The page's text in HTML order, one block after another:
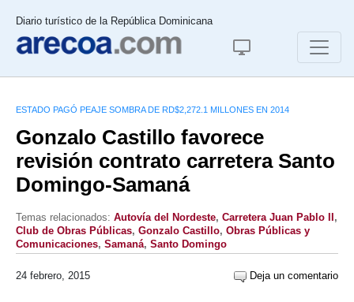
Diario turístico de la República Dominicana
ESTADO PAGÓ PEAJE SOMBRA DE RD$2,272.1 MILLONES EN 2014
Gonzalo Castillo favorece
revisión contrato carretera Santo
Domingo-Samaná
Temas relacionados: Autovía del Nordeste, Carretera Juan Pablo II ,
Club de Obras Públicas, Gonzalo Castillo, Obras Públicas y
Comunicaciones, Samaná, Santo Domingo
24 febrero, 2015 Deja un comentario